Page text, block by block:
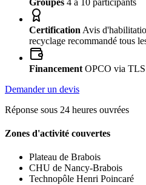
Certification Avis
recyclage recommandé tous
Financement OPCO via
Demander un devis
Réponse sous 24 heures ouvrées
Zones d'activité couvertes
Plateau de Brabois
CHU de Nancy-Brabois
Technopôle Henri Poincaré